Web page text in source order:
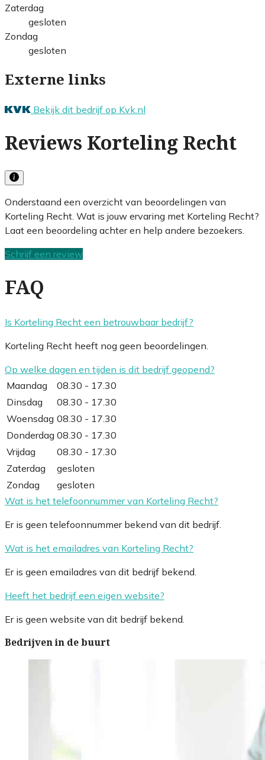
Zaterdag
gesloten
Zondag
gesloten
Externe links
Bekijk dit bedrijf op Kvk.nl
Reviews Korteling Recht
Onderstaand een overzicht van beoordelingen van
Korteling Recht. Wat is jouw ervaring met Korteling Recht?
Laat een beoordeling achter en help andere bezoekers.
Schrijf een review
FAQ
Is Korteling Recht een betrouwbaar bedrijf?
Korteling Recht heeft nog geen beoordelingen.
Op welke dagen en tijden is dit bedrijf geopend?
Maandag
08.30 - 17.30
Dinsdag
08.30 - 17.30
Woensdag 08.30 - 17.30
Donderdag 08.30 - 17.30
Vrijdag
08.30 - 17.30
Zaterdag
gesloten
Zondag
gesloten
Wat is het telefoonnummer van Korteling Recht?
Er is geen telefoonnummer bekend van dit bedrijf.
Wat is het emailadres van Korteling Recht?
Er is geen emailadres van dit bedrijf bekend.
Heeft het bedrijf een eigen website?
Er is geen website van dit bedrijf bekend.
Bedrijven in de buurt